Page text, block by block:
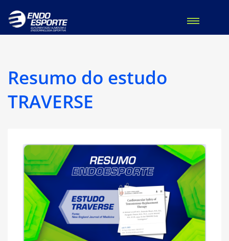
Resumo do estudo
TRAVERSE